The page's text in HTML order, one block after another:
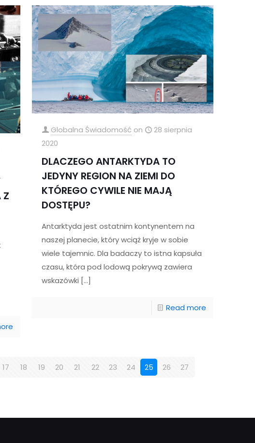
Z
Globalna Świadomość on
28 sierpnia
2020
DLACZEGO ANTARKTYDA TO
JEDYNY REGION NA ZIEMI DO
KTÓREGO CYWILE NIE MAJĄ
DOSTĘPU?
Antarktyda jest ostatnim kontynentem na
naszej planecie, który wciąż kryje w sobie
wiele tajemnic. Dla badaczy to istna kapsuła
czasu, która pod lodową pokrywą zawiera
wskazówki […]
Read more
17 18 19 20 21 22 23 24 25 26 27